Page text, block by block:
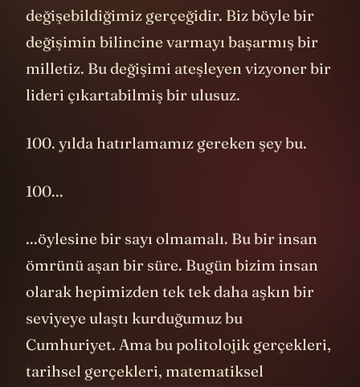
değişebildiğimiz gerçeğidir. Biz böyle bir
değişimin bilincine varmayı başarmış bir
milletiz. Bu değişimi ateşleyen vizyoner bir
lideri çıkartabilmiş bir ulusuz.
100. yılda hatırlamamız gereken şey bu.
100...
...öylesine bir sayı olmamalı. Bu bir insan
ömrünü aşan bir süre. Bugün bizim insan
olarak hepimizden tek tek daha aşkın bir
seviyeye ulaştı kurduğumuz bu
Cumhuriyet. Ama bu politolojik gerçekleri,
tarihsel gerçekleri, matematiksel